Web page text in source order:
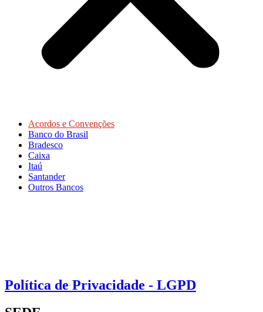
Acordos e Convenções
Banco do Brasil
Bradesco
Caixa
Itaú
Santander
Outros Bancos
Política de Privacidade - LGPD